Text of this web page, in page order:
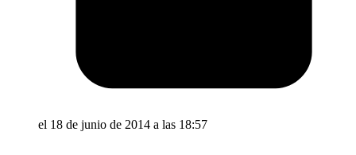
el 18 de junio de 2014 a las 18:57